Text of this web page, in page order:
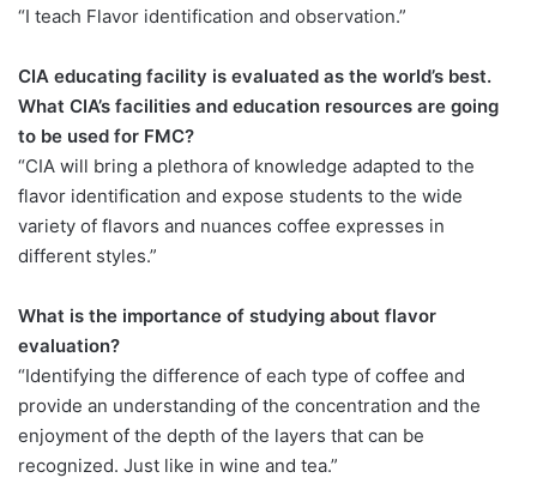
“I teach Flavor identification and observation.”
CIA educating facility is evaluated as the world’s best.
What CIA’s facilities and education resources are going
to be used for FMC?
“CIA will bring a plethora of knowledge adapted to the
flavor identification and expose students to the wide
variety of flavors and nuances coffee expresses in
different styles.”
What is the importance of studying about flavor
evaluation?
“Identifying the difference of each type of coffee and
provide an understanding of the concentration and the
enjoyment of the depth of the layers that can be
recognized. Just like in wine and tea.”